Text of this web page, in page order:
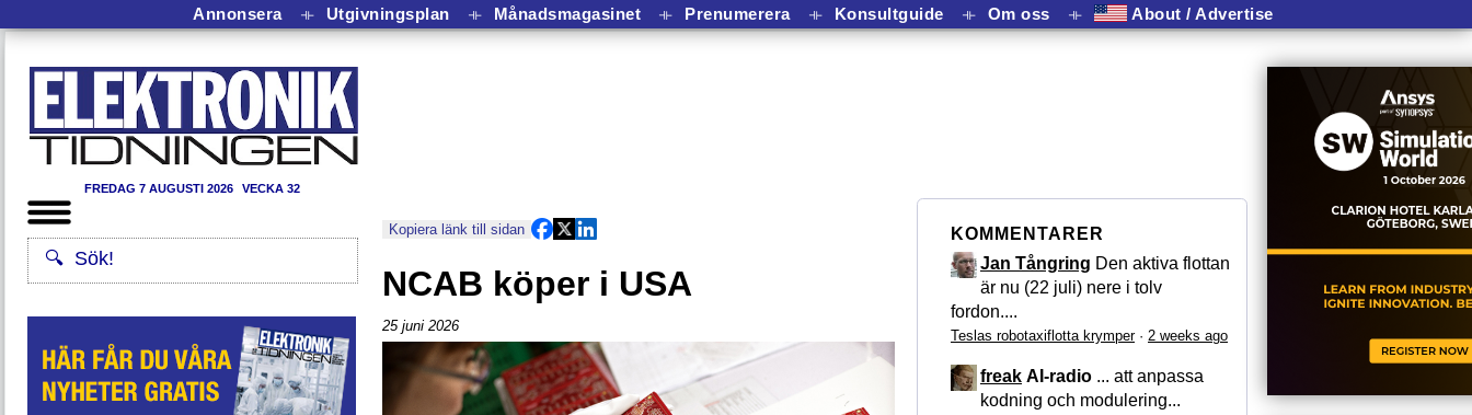
Annonsera ⟛ Utgivningsplan ⟛ Månadsmagasinet ⟛ Prenumerera ⟛ Konsultguide ⟛ Om oss ⟛ About / Advertise
FREDAG 7 AUGUSTI 2026 VECKA 32
Kopiera länk till sidan
NCAB köper i USA
25 juni 2026
KOMMENTARER
Jan Tångring Den aktiva flottan
är nu (22 juli) nere i tolv
fordon....
Teslas robotaxiflotta krymper· 2 weeks ago
freak AI-radio ... att anpassa
kodning och modulering...